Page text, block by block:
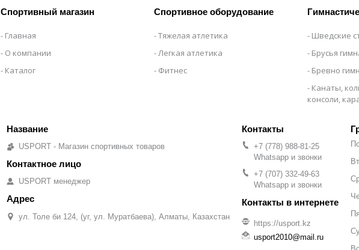
Спортивный магазин
Главная
О компании
Каталог
Спортивное оборудование
Тяжелая атлетика
Легкая атлетика
Фитнес
Шведские
Брусья
Бревно
Канаты,
консоли,
USPORT - Магазин спортивных товаров
USPORT менеджер
ул. Толе би 124, (уг, ул. Муратбаева), Алматы, Казахстан
+7 (778) 988-81-25
Whatsapp и звонки
+7 (707) 332-49-63
Whatsapp и звонки
https://usport.kz
usport2010@mail.ru